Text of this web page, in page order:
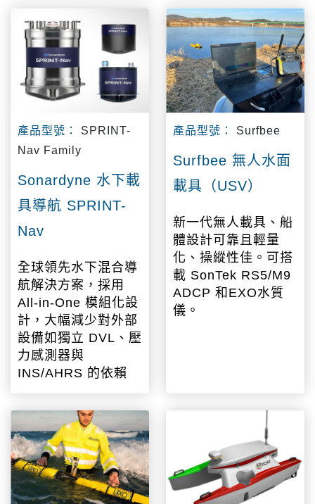
產品型號：
SPRINT-
Nav Family
Sonardyne 水下載
具導航 SPRINT-
Nav
全球領先水下混合導
航解決方案，採用
All-in-One 模組化設
計，大幅減少對外部
設備如獨立 DVL、壓
力感測器與
INS/AHRS 的依賴
產品型號： Surfbee
Surfbee 無人水面
載具（USV）
新一代無人載具、船
體設計可靠且輕量
化、操縱性佳。可搭
載 SonTek RS5/M9
ADCP 和EXO水質
儀。